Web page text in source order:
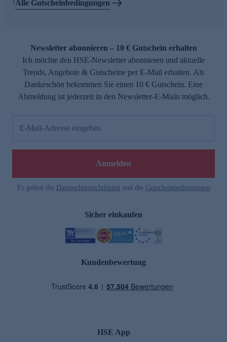
Alle Gutscheinbedingungen
Newsletter abonnieren – 10 € Gutschein erhalten
Ich möchte den HSE-Newsletter abonnieren und aktuelle
Trends, Angebote & Gutscheine per E-Mail erhalten. Als
Dankeschön bekommen Sie einen 10 € Gutschein. Eine
Abmeldung ist jederzeit in den Newsletter-E-Mails möglich.
E-Mail-Adresse eingeben
Anmelden
Es gelten die Datenschutzrichtlinien und die Gutscheinbedingungen
Sicher einkaufen
Kundenbewertung
HSE App